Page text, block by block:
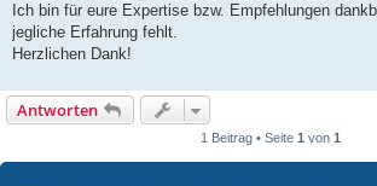
Ich bin für eure Expertise bzw. Empfehlungen
jegliche Erfahrung fehlt.
Herzlichen Dank!
Antworten
1 Beitrag • Seite 1 von 1